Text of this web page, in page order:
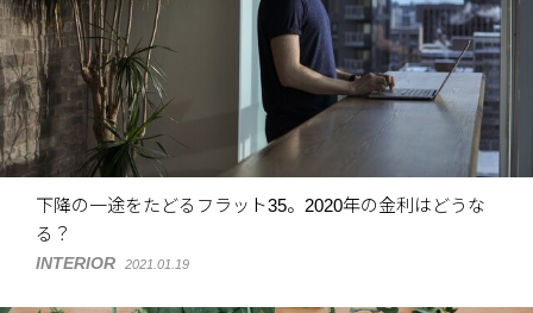
下降の一途をたどるフラット35。2020年の金利はどうな
る？
INTERIOR 2021.01.19